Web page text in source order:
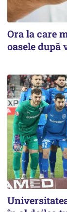
Ora la care
oasele după